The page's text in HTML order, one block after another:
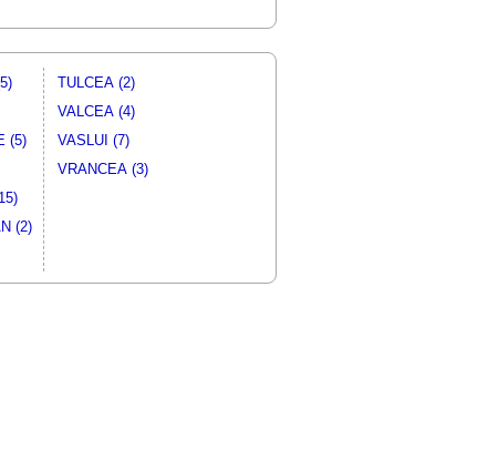
(5)
(2)
TULCEA (2)
VALCEA (4)
VASLUI (7)
VRANCEA (3)